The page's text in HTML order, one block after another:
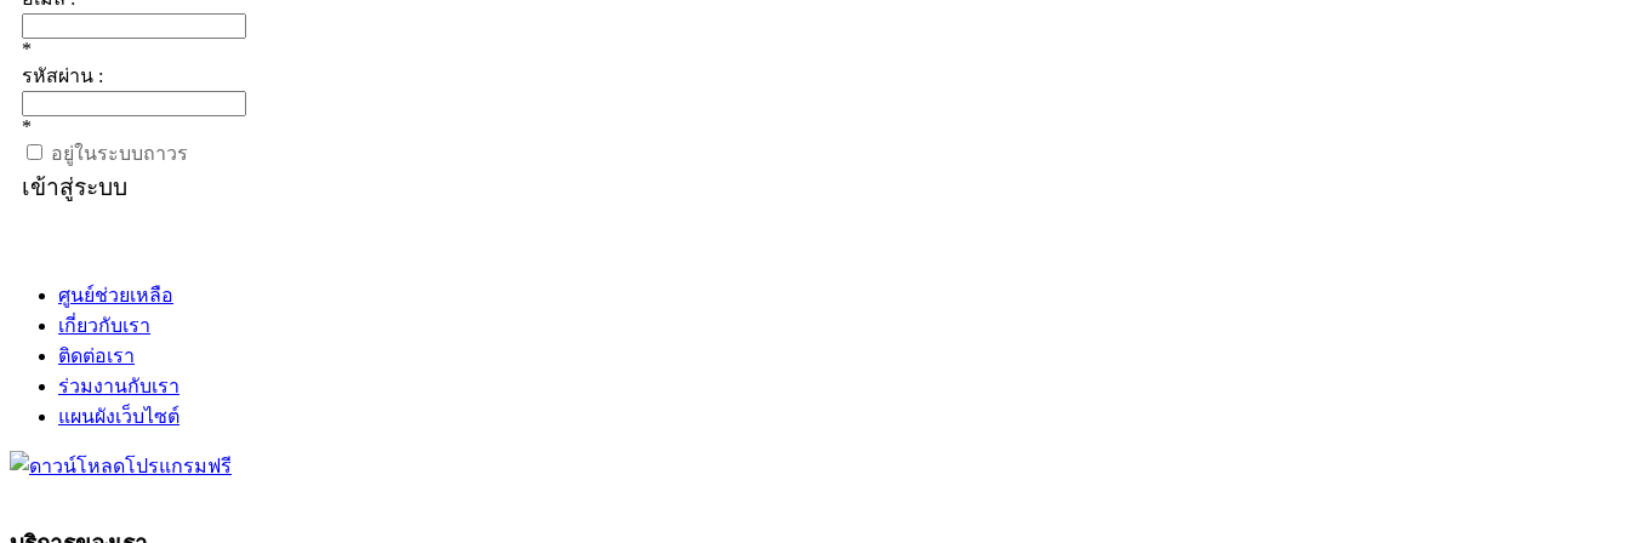
*
รหัสผ่าน :
*
อยู่ในระบบถาวร
เข้าสู่ระบบ
ศูนย์ช่วยเหลือ
เกี่ยวกับเรา
ติดต่อเรา
ร่วมงานกับเรา
แผนผังเว็บไซต์